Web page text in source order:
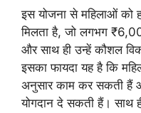
इस योजना से महिलाओं को
मिलता है, जो लगभग
और साथ ही उन्हें कौशल
इसका फायदा यह है कि
अनुसार काम कर सकती हैं
योगदान दे सकती हैं। साथ